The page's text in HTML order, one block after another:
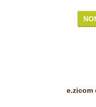
e.zicom